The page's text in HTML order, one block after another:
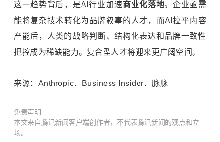
这一趋势背后，是AI行业加速商业化落地。企业亟需
能将复杂技术转化为品牌叙事的人才，而AI拉平内容
产能后，人类的战略判断、结构化表达和品牌一致性
把控成为稀缺能力。复合型人才将迎来更广阔空间。
来源：Anthropic、Business Insider、脉脉
免责声明
本文来自腾讯新闻客户端创作者，不代表腾讯新闻的观点和立
场。